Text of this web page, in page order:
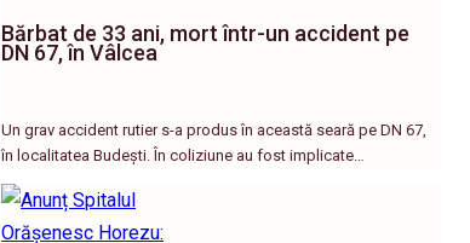
Bărbat de 33 ani, mort într-un accident pe
DN 67, în Vâlcea
Un grav accident rutier s-a produs în această seară pe DN 67,
în localitatea Budești. În coliziune au fost implicate…